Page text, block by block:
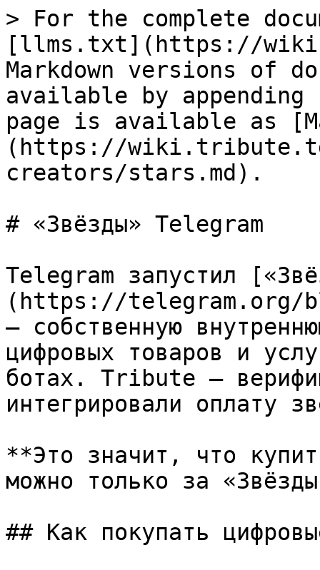
> For the complete
[llms.txt](https://
Markdown versions of
available by
page is available as
(https://
creators/stars.md).
# «Звёзды» Telegram
Telegram запустил
(https://telegram.org/
— собственную
цифровых товаров и
ботах. Tribute —
интегрировали оплату
**Это значит, что
можно только за
## Как покупать